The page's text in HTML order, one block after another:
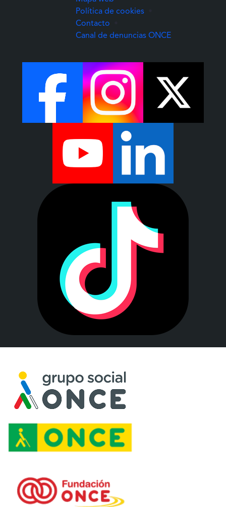
Política de cookies
Contacto
Canal de denuncias ONCE(Abre una